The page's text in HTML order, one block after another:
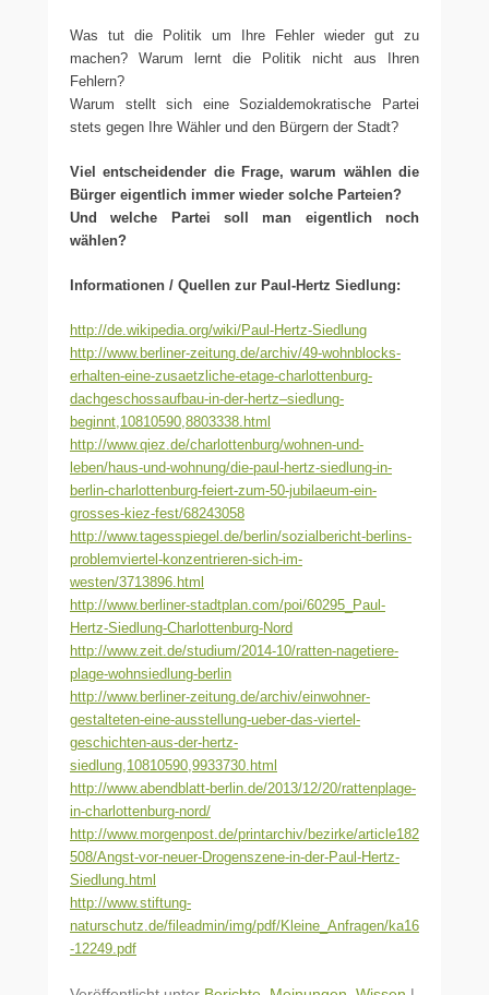
Was tut die Politik um Ihre Fehler wieder gut zu
machen? Warum lernt die Politik nicht aus Ihren
Fehlern?
Warum stellt sich eine Sozialdemokratische Partei
stets gegen Ihre Wähler und den Bürgern der Stadt?
Viel entscheidender die Frage, warum wählen die
Bürger eigentlich immer wieder solche Parteien?
Und welche Partei soll man eigentlich noch
wählen?
Informationen / Quellen zur Paul-Hertz Siedlung:
http://de.wikipedia.org/wiki/Paul-Hertz-Siedlung
http://www.berliner-zeitung.de/archiv/49-wohnblocks-
erhalten-eine-zusaetzliche-etage-charlottenburg-
dachgeschossaufbau-in-der-hertz–siedlung-
beginnt,10810590,8803338.html
http://www.qiez.de/charlottenburg/wohnen-und-
leben/haus-und-wohnung/die-paul-hertz-siedlung-in-
berlin-charlottenburg-feiert-zum-50-jubilaeum-ein-
grosses-kiez-fest/68243058
http://www.tagesspiegel.de/berlin/sozialbericht-berlins-
problemviertel-konzentrieren-sich-im-
westen/3713896.html
http://www.berliner-stadtplan.com/poi/60295_Paul-
Hertz-Siedlung-Charlottenburg-Nord
http://www.zeit.de/studium/2014-10/ratten-nagetiere-
plage-wohnsiedlung-berlin
http://www.berliner-zeitung.de/archiv/einwohner-
gestalteten-eine-ausstellung-ueber-das-viertel-
geschichten-aus-der-hertz-
siedlung,10810590,9933730.html
http://www.abendblatt-berlin.de/2013/12/20/rattenplage-
in-charlottenburg-nord/
http://www.morgenpost.de/printarchiv/bezirke/article182
508/Angst-vor-neuer-Drogenszene-in-der-Paul-Hertz-
Siedlung.html
http://www.stiftung-
naturschutz.de/fileadmin/img/pdf/Kleine_Anfragen/ka16
-12249.pdf